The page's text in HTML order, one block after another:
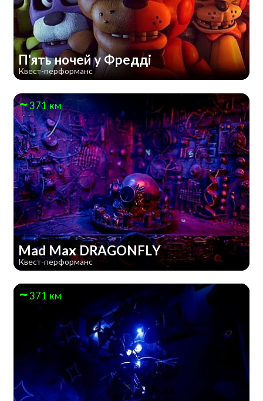
П'ять ночей у Фредді
Квест-перформанс
371 км
Mad Max DRAGONFLY
Квест-перформанс
371 км